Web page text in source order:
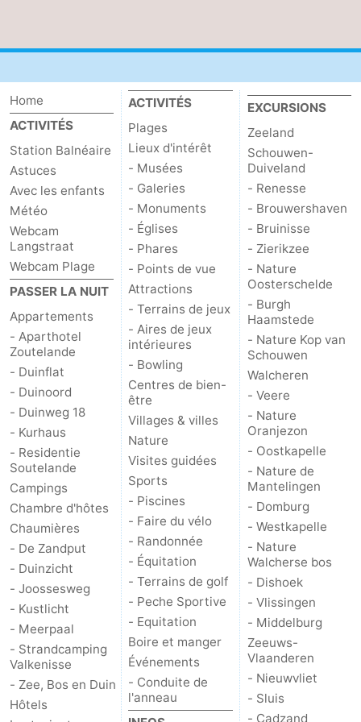
Schouwen-
Renesse
-
Brouwershaven
-
Bruinisse
-
Zierikzee
-
Nature
Oosterschelde
-
Burgh
Haamstede
-
Nature
Kop
van
Schouwen
Walcheren
Veere
-
Nature
Oranjezon
Oostkapelle
-
Nature
de
Mantelingen
-
Domburg
-
Westkapelle
Nature
Walcherse
-
Dishoek
-
Home
ACTIVITÉS
Station Balnéaire
Astuces
Avec les enfants
Météo
Webcam
Langstraat
Webcam Plage
PASSER LA NUIT
Appartements
- Aparthotel
Zoutelande
- Duinflat
- Duinoord
- Duinweg 18
- Kurhaus
- Residentie
Soutelande
Campings
Chambre d'hôtes
Chaumières
- De Zandput
- Duinzicht
- Joossesweg
- Kustlicht
- Meerpaal
- Strandcamping
Valkenisse
- Zee, Bos en Duin
Hôtels
ACTIVITÉS
Plages
Lieux d'intérêt
- Musées
- Galeries
- Monuments
- Églises
- Phares
- Points de vue
Attractions
- Terrains de jeux
- Aires de jeux
intérieures
- Bowling
Centres de bien-
être
Villages & villes
Nature
Visites guidées
Sports
- Piscines
- Faire du vélo
- Randonnée
- Équitation
- Terrains de golf
- Peche Sportive
- Equitation
Boire et manger
Événements
- Conduite de
l'anneau
EXCURSIONS
Zeeland
Schouwen-
Duiveland
- Renesse
- Brouwershaven
- Bruinisse
- Zierikzee
- Nature
Oosterschelde
- Burgh
Haamstede
- Nature Kop van
Schouwen
Walcheren
- Veere
- Nature
Oranjezon
- Oostkapelle
- Nature de
Mantelingen
- Domburg
- Westkapelle
- Nature
Walcherse bos
- Dishoek
- Vlissingen
- Middelburg
Zeeuws-
Vlaanderen
- Nieuwvliet
- Sluis
- Cadzand